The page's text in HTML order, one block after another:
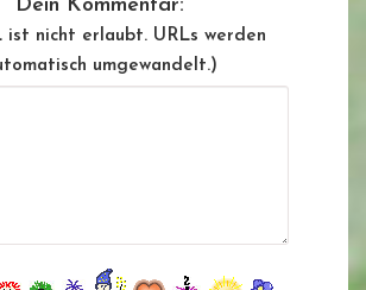
Dein Kommentar:
ist nicht erlaubt. URLs werden
umgewandelt.)